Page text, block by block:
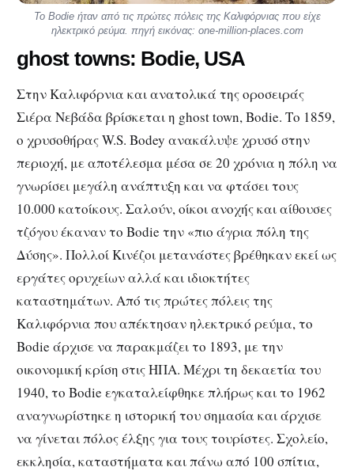
Το Bodie ήταν από τις πρώτες πόλεις της Καλιφόρνιας που είχε
ηλεκτρικό ρεύμα. πηγή εικόνας: one-million-places.com
ghost towns: Bodie, USA
Στην Καλιφόρνια και ανατολικά της οροσειράς
Σιέρα Νεβάδα βρίσκεται η ghost town, Bodie. Το 1859,
ο χρυσοθήρας W.S. Bodey ανακάλυψε χρυσό στην
περιοχή, με αποτέλεσμα μέσα σε 20 χρόνια η πόλη να
γνωρίσει μεγάλη ανάπτυξη και να φτάσει τους
10.000 κατοίκους. Σαλούν, οίκοι ανοχής και αίθουσες
τζόγου έκαναν το Bodie την «πιο άγρια πόλη της
Δύσης». Πολλοί Κινέζοι μετανάστες βρέθηκαν εκεί ως
εργάτες ορυχείων αλλά και ιδιοκτήτες
καταστημάτων. Από τις πρώτες πόλεις της
Καλιφόρνια που απέκτησαν ηλεκτρικό ρεύμα, το
Bodie άρχισε να παρακμάζει το 1893, με την
οικονομική κρίση στις ΗΠΑ. Μέχρι τη δεκαετία του
1940, το Bodie εγκαταλείφθηκε πλήρως και το 1962
αναγνωρίστηκε η ιστορική του σημασία και άρχισε
να γίνεται πόλος έλξης για τους τουρίστες. Σχολείο,
εκκλησία, καταστήματα και πάνω από 100 σπίτια,